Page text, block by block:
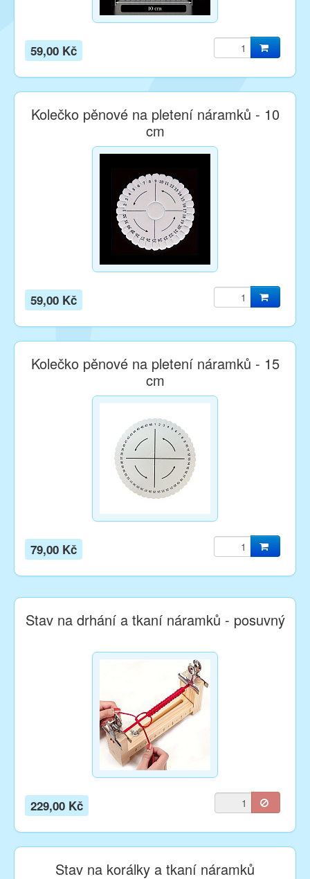
59,00 Kč
Kolečko pěnové na pletení náramků - 10
cm
59,00 Kč
Kolečko pěnové na pletení náramků - 15
cm
79,00 Kč
Stav na drhání a tkaní náramků - posuvný
229,00 Kč
Stav na korálky a tkaní náramků